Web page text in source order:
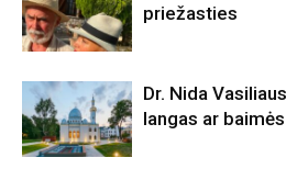
priežasties
Dr. Nida
langas ar